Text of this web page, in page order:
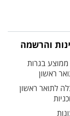
והרשמה
בגרות
ראשון
לתואר ראשון